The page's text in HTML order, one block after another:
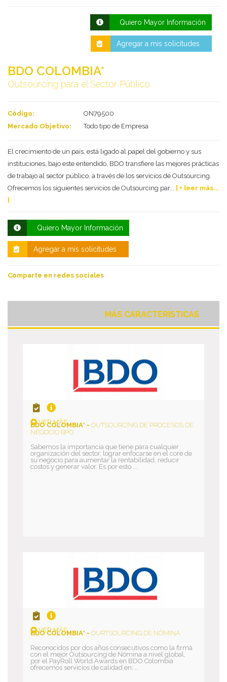
Deseo recibir información de otros Productos /
Servicios similares al solicitado
Al enviar este formulario aceptas nuestra
Enviar
Quiero Mayor Información
Agregar a mis solicitudes
BDO COLOMBIA*
Outsourcing para el Sector Público
Código:
ON79500
Mercado Objetivo:
Todo tipo de Empresa
El crecimiento de un país, está ligado al papel del gobierno y sus
instituciones, bajo este entendido, BDO transfiere las mejores prácticas
de trabajo al sector público, a través de los servicios de Outsourcing.
Ofrecemos los siguientes servicios de Outsourcing par...
[ + leer más...
]
Quiero Mayor Información
Agregar a mis solicitudes
Comparte en redes sociales
MÁS CARACTERÍSTICAS
VER MÁS
BDO COLOMBIA* - OUTSOURCING DE PROCESOS DE
NEGOCIO BPO
Sabemos la importancia que tiene para cualquier
organización del sector, lograr enfocarse en el core de
su negocio para aumentar la rentabilidad, reducir
costos y generar valor. Es por esto ...
VER MÁS
BDO COLOMBIA* - OURTSOURCING DE NÓMINA
Reconocidos por dos años consecutivos como la firma
con el mejor Outsourcing de Nómina a nivel global,
por el PayRoll World Awards en BDO Colombia
ofrecemos servicios de calidad en:...